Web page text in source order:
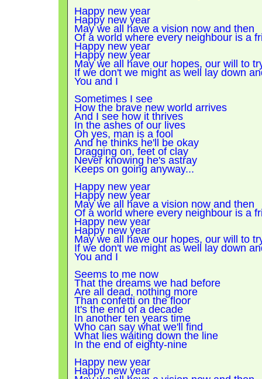
Happy new year
Happy new year
May we all have a vision now and then
Of a world where every neighbour is a
Happy new year
Happy new year
May we all have our hopes, our will to
If we don't we might as well lay down
You and I
Sometimes I see
How the brave new world arrives
And I see how it thrives
In the ashes of our lives
Oh yes, man is a fool
And he thinks he'll be okay
Dragging on, feet of clay
Never knowing he's astray
Keeps on going anyway...
Happy new year
Happy new year
May we all have a vision now and then
Of a world where every neighbour is a
Happy new year
Happy new year
May we all have our hopes, our will to
If we don't we might as well lay down
You and I
Seems to me now
That the dreams we had before
Are all dead, nothing more
Than confetti on the floor
It's the end of a decade
In another ten years time
Who can say what we'll find
What lies waiting down the line
In the end of eighty-nine
Happy new year
Happy new year